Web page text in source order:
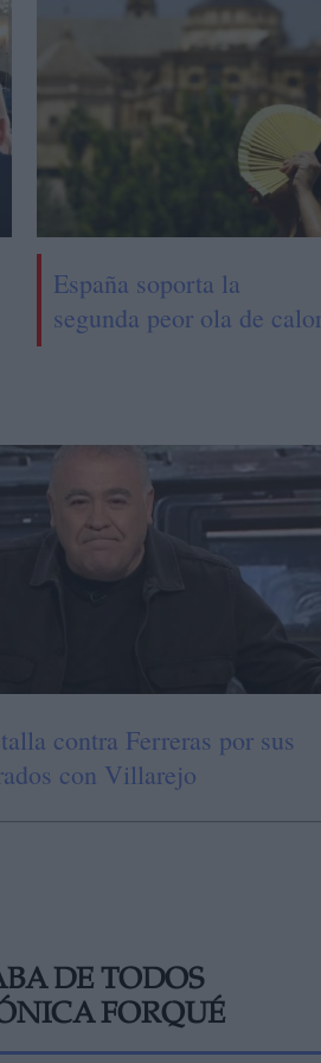
España soporta la
segunda peor ola de
contra Ferreras por sus
con Villarejo
DE TODOS
FORQUÉ